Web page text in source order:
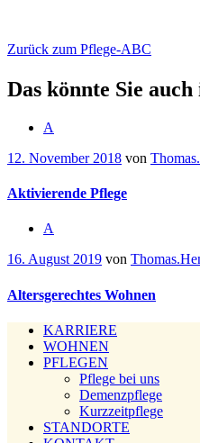
Zurück zum Pflege-ABC
Das könnte Sie
A
12. November 2018 von
Aktivierende Pflege
A
16. August 2019 von
Altersgerechtes Wohnen
KARRIERE
WOHNEN
PFLEGEN
Pflege bei uns
Demenzpflege
Kurzzeitpflege
STANDORTE